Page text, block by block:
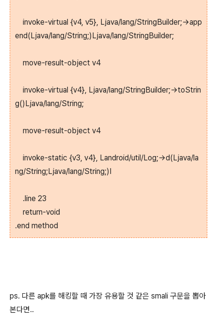
invoke-virtual {v4, v5}, Ljava/lang/StringBuilder;->app
end(Ljava/lang/String;)Ljava/lang/StringBuilder;
move-result-object v4
invoke-virtual {v4}, Ljava/lang/StringBuilder;->toStrin
g()Ljava/lang/String;
move-result-object v4
invoke-static {v3, v4}, Landroid/util/Log;->d(Ljava/la
ng/String;Ljava/lang/String;)I
.line 23
return-void
.end method
ps. 다른 apk를 해킹할 때 가장 유용할 것 같은 smali 구문을 뽑아
본다면..